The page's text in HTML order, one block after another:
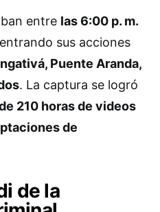
entre las 6:00 p. m.
sus acciones
Puente Aranda,
. La captura se logró
210 horas de videos
de
de la